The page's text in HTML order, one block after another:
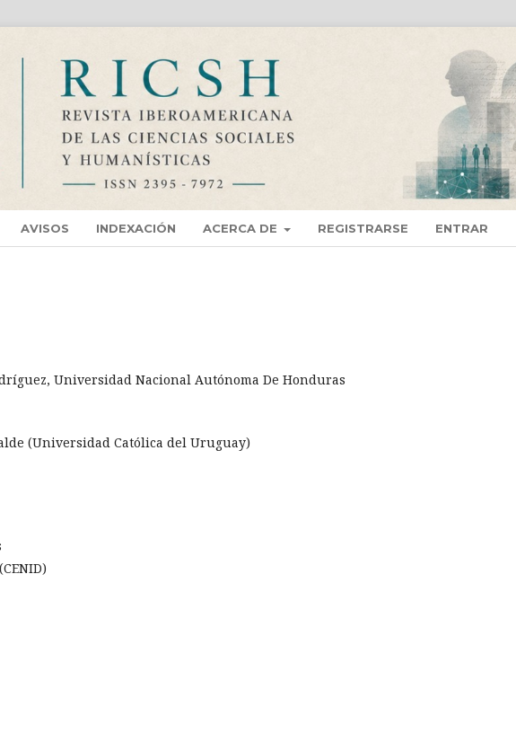
AVISOS INDEXACIÓN ACERCA DE REGISTRARSE ENTRAR
Universidad Nacional Autónoma De Honduras
(Universidad Católica del Uruguay)